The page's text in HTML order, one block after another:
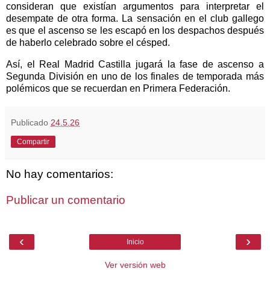
consideran que existían argumentos para interpretar el
desempate de otra forma. La sensación en el club gallego
es que el ascenso se les escapó en los despachos después
de haberlo celebrado sobre el césped.
Así, el Real Madrid Castilla jugará la fase de ascenso a
Segunda División en uno de los finales de temporada más
polémicos que se recuerdan en Primera Federación.
Publicado 24.5.26
Compartir
No hay comentarios:
Publicar un comentario
‹ ›
Inicio
Ver versión web